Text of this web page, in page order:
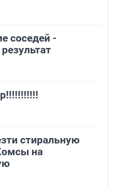
соседей -
стиральную
на